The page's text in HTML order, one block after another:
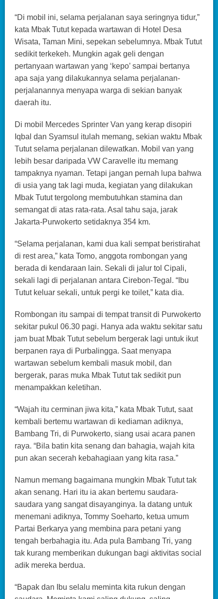
“Di mobil ini, selama perjalanan saya seringnya tidur,”
kata Mbak Tutut kepada wartawan di Hotel Desa
Wisata, Taman Mini, sepekan sebelumnya. Mbak Tutut
sedikit terkekeh. Mungkin agak geli dengan
pertanyaan wartawan yang ‘kepo’ sampai bertanya
apa saja yang dilakukannya selama perjalanan-
perjalanannya menyapa warga di sekian banyak
daerah itu.
Di mobil Mercedes Sprinter Van yang kerap disopiri
Iqbal dan Syamsul itulah memang, sekian waktu Mbak
Tutut selama perjalanan dilewatkan. Mobil van yang
lebih besar daripada VW Caravelle itu memang
tampaknya nyaman. Tetapi jangan pernah lupa bahwa
di usia yang tak lagi muda, kegiatan yang dilakukan
Mbak Tutut tergolong membutuhkan stamina dan
semangat di atas rata-rata. Asal tahu saja, jarak
Jakarta-Purwokerto setidaknya 354 km.
“Selama perjalanan, kami dua kali sempat beristirahat
di rest area,” kata Tomo, anggota rombongan yang
berada di kendaraan lain. Sekali di jalur tol Cipali,
sekali lagi di perjalanan antara Cirebon-Tegal. “Ibu
Tutut keluar sekali, untuk pergi ke toilet,” kata dia.
Rombongan itu sampai di tempat transit di Purwokerto
sekitar pukul 06.30 pagi. Hanya ada waktu sekitar satu
jam buat Mbak Tutut sebelum bergerak lagi untuk ikut
berpanen raya di Purbalingga. Saat menyapa
wartawan sebelum kembali masuk mobil, dan
bergerak, paras muka Mbak Tutut tak sedikit pun
menampakkan keletihan.
“Wajah itu cerminan jiwa kita,” kata Mbak Tutut, saat
kembali bertemu wartawan di kediaman adiknya,
Bambang Tri, di Purwokerto, siang usai acara panen
raya. “Bila batin kita senang dan bahagia, wajah kita
pun akan secerah kebahagiaan yang kita rasa.”
Namun memang bagaimana mungkin Mbak Tutut tak
akan senang. Hari itu ia akan bertemu saudara-
saudara yang sangat disayanginya. Ia datang untuk
menemani adiknya, Tommy Soeharto, ketua umum
Partai Berkarya yang membina para petani yang
tengah berbahagia itu. Ada pula Bambang Tri, yang
tak kurang memberikan dukungan bagi aktivitas social
adik mereka berdua.
“Bapak dan Ibu selalu meminta kita rukun dengan